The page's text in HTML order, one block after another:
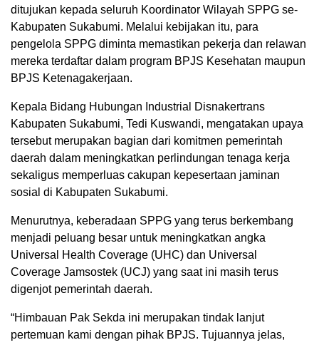
ditujukan kepada seluruh Koordinator Wilayah SPPG se-
Kabupaten Sukabumi. Melalui kebijakan itu, para
pengelola SPPG diminta memastikan pekerja dan relawan
mereka terdaftar dalam program BPJS Kesehatan maupun
BPJS Ketenagakerjaan.
Kepala Bidang Hubungan Industrial Disnakertrans
Kabupaten Sukabumi, Tedi Kuswandi, mengatakan upaya
tersebut merupakan bagian dari komitmen pemerintah
daerah dalam meningkatkan perlindungan tenaga kerja
sekaligus memperluas cakupan kepesertaan jaminan
sosial di Kabupaten Sukabumi.
Menurutnya, keberadaan SPPG yang terus berkembang
menjadi peluang besar untuk meningkatkan angka
Universal Health Coverage (UHC) dan Universal
Coverage Jamsostek (UCJ) yang saat ini masih terus
digenjot pemerintah daerah.
“Himbauan Pak Sekda ini merupakan tindak lanjut
pertemuan kami dengan pihak BPJS. Tujuannya jelas,